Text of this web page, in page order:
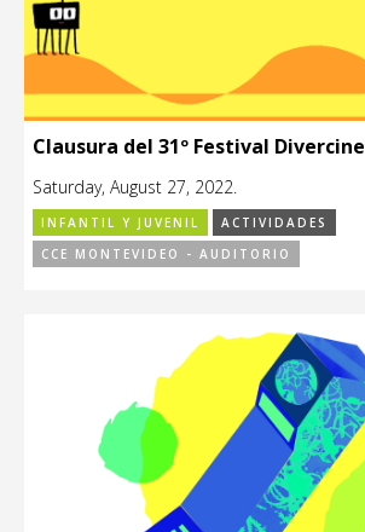
Clausura del 31º Festival Divercine
Saturday, August 27, 2022.
INFANTIL Y JUVENIL
ACTIVIDADES
CCE MONTEVIDEO - AUDITORIO